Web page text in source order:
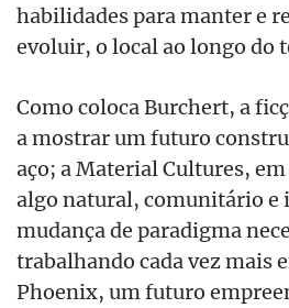
habilidades para manter e
evoluir, o local ao longo do
Como coloca Burchert, a
a mostrar um futuro
aço; a Material Cultures,
algo natural, comunitário
mudança de paradigma
trabalhando cada vez mais
Phoenix, um futuro